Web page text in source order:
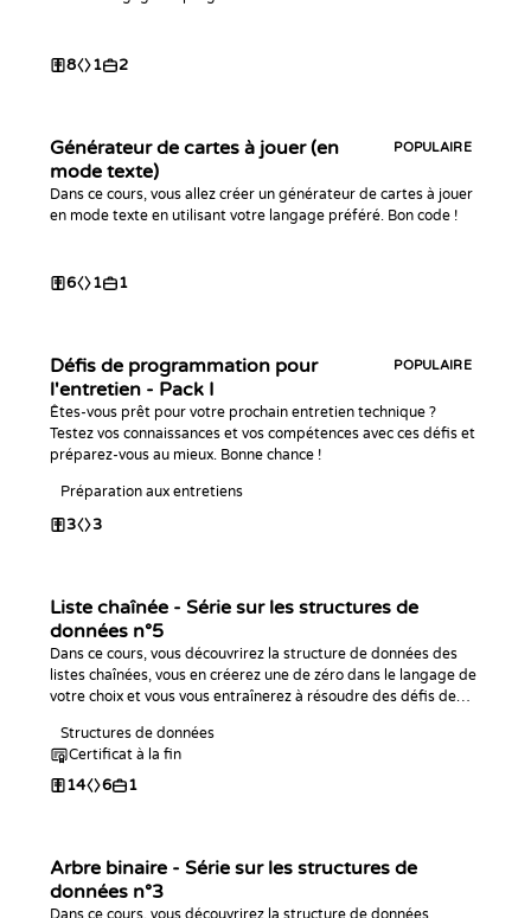
8 1 2
Générateur de cartes à jouer (en
mode texte)
POPULAIRE
Dans ce cours, vous allez créer un générateur de cartes à jouer
en mode texte en utilisant votre langage préféré. Bon code !
6 1 1
Défis de programmation pour
l'entretien - Pack I
POPULAIRE
Êtes-vous prêt pour votre prochain entretien technique ?
Testez vos connaissances et vos compétences avec ces défis et
préparez-vous au mieux. Bonne chance !
Préparation aux entretiens
3 3
Liste chaînée - Série sur les structures de
données n°5
Dans ce cours, vous découvrirez la structure de données des
listes chaînées, vous en créerez une de zéro dans le langage de
votre choix et vous vous entraînerez à résoudre des défis de
Structures de données
Certificat à la fin
14 6 1
Arbre binaire - Série sur les structures de
données n°3
Dans ce cours, vous découvrirez la structure de données